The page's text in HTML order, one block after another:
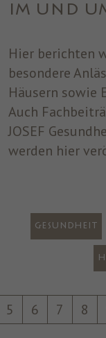
IM UND
Hier berichten
besondere
Häusern sowie
Auch
JOSEF
werden hier
Gesundheit
5 6 7 8
Laufzeit 1
Zweck
Analytische
indem sie
melden.
Marketing
Benutzt um die
ein Profil seiner
Anbieter
Laufzeit 3
Zweck